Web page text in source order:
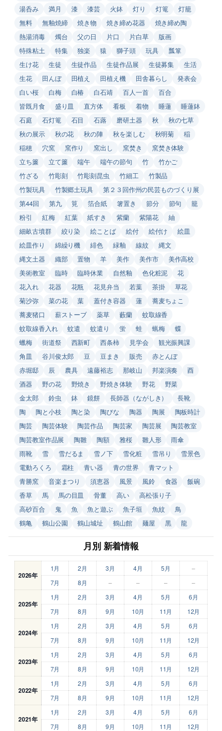
湯呑み 満月 漆 漆芸 火鉢 灯り 灯篭
灯籠
無料
無釉焼締 焼き物 焼き締め花器
焼き締め陶
熱湯消毒
燭台 父の日 片口 片白草
版画
特殊粘土
特集 独楽 猿 獅子頭 玩具
瓢箪
生け花
生徒 生徒作品 生徒作品展 生徒募集
生活
生花
田んぼ 田植え 田植え機 田舎暮らし
発表会
白い桜
白梅 白椿 白石靖 百人一首
百合
皆既月食
盛り皿 直方体 看板 着物 睡蓮
睡蓮鉢
石庭
石灯篭 石目 石蕗 磨研土器 秋
秋の七草
秋の展示
秋の花 秋の陣 秋を楽しむ 秋明菊
稲
稲穂
穴窯 窯作り 窯出し 窯焚き
窯焚き体験
立ち簾
立て簾 端午 端午の節句 竹
竹かご
竹ざる
竹彫刻 竹彫刻昆虫 竹細工
竹製品
竹製玩具
竹製郷土玩具
第２３回作州の民芸ものづくり展
第44回
第九 筧 箔合紙 箸置き 節分 節句
籠
粉引
紅梅 紅葉 紙すき 紫蘭 紫陽花
紬
細畝古墳群
絞り染 絵ことば 絵付 絵付け
絵皿
絵皿作り
綿繰り機 緋色 緑釉 線紋
縄文
縄文土器
織部 置物 羊 美作 美作市
美作高校
美術教室
臨時 臨時休業 自然釉 色化粧泥
花
花入れ
花器 花瓶 花見弁当 若葉 茶掛
草花
菊沙弥
菜の花 葉 蓋付き容器 蓮
蕎麦ちょこ
蕎麦猪口
薪ストーブ 薬草 藪蘭
蚊取線香
蚊取線香入れ
蚊遣 蚊遣り 蛍 蛙 蝋梅
蝶
蠟梅
街道祭 西新町 西条柿 見学会
観光振興課
角皿
谷川俊太郎 豆 豆まき 販売
赤とんぼ
赤堀邸
辰 農具 遠藤裕志 那岐山 邦楽演奏
酉
酒器
野の花 野焼き 野焼き体験 野花
野菜
金太郎
鈴虫 鉢 鏡餅 長師器（ながしき）
長靴
陶
陶と小枝 陶と染 陶びな 陶器 陶展
陶板時計
陶芸
陶芸体験 陶芸作品 陶芸家 陶芸展
陶芸教室
陶芸教室作品展
陶雛 陶額 雅桜 雛人形
雨傘
雨靴
雪 雪だるま 雪ノ下 雪化粧 雪吊り
雪景色
電動ろくろ
霜柱 青い器 青の世界
青マット
青勝窯
音楽まつり 須恵器 風景 風鈴 食器
飯碗
香草
馬 馬の目皿 骨董 高い
高松張り子
高砂百合
鬼 魚 魚と遊ぶ 魚子垣 魚紋
鳥
鶴亀
鶴山公園 鶴山城址 鶴山館 麺屋 黒 龍
月別 新着情報
2026年
1月 2月 3月 4月 5月
–
7月
8月 – – – –
2025年
1月 2月 3月 4月 5月
6月
7月
8月 9月 10月 11月 12月
2024年
1月 2月 3月 4月 5月
6月
7月
8月 9月 10月 11月 12月
2023年
1月 2月 3月 4月 5月
6月
7月
8月 9月 10月 11月 12月
2022年
1月 2月 3月 4月 5月
6月
7月
8月 9月 10月 11月 12月
2021年
1月 2月 3月 4月 5月
6月
7月
8月 9月 10月 11月 12月